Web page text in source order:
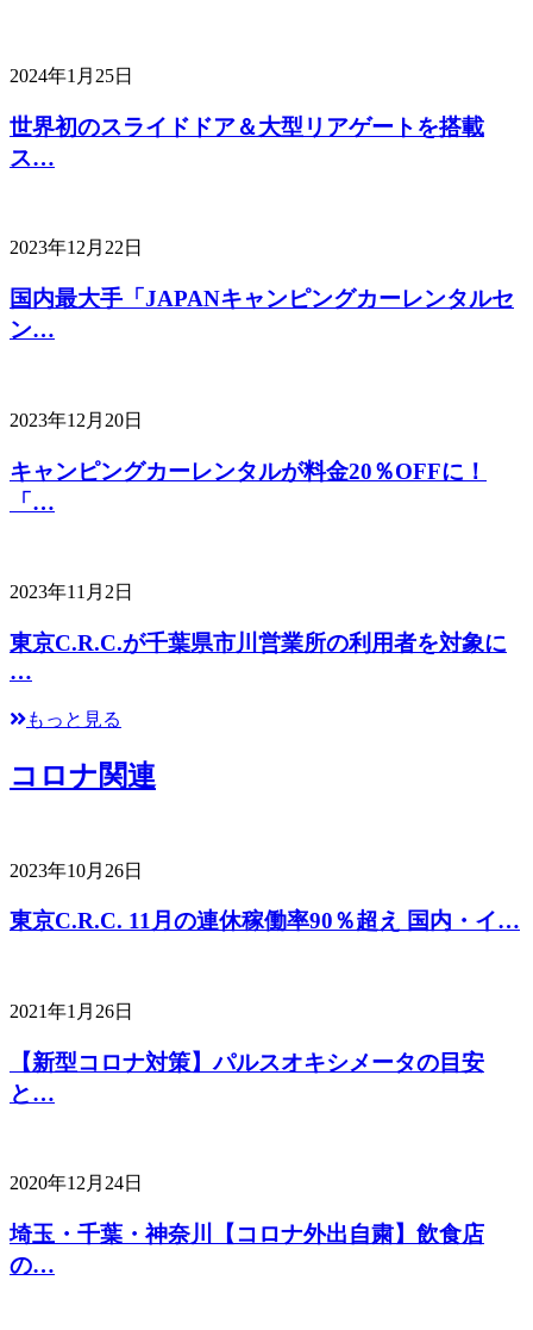
2024年1月25日
世界初のスライドドア＆大型リアゲートを搭載
ス…
2023年12月22日
国内最大手「JAPANキャンピングカーレンタルセ
ン…
2023年12月20日
キャンピングカーレンタルが料金20％OFFに！
「…
2023年11月2日
東京C.R.C.が千葉県市川営業所の利用者を対象に
…
もっと見る
コロナ関連
2023年10月26日
東京C.R.C. 11月の連休稼働率90％超え 国内・イ…
2021年1月26日
【新型コロナ対策】パルスオキシメータの目安
と…
2020年12月24日
埼玉・千葉・神奈川【コロナ外出自粛】飲食店
の…